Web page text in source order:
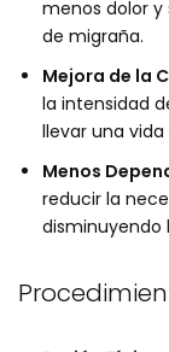
menos dolor
de migraña.
Mejora de la
la intensidad
llevar una
Menos
reducir la
disminuyendo